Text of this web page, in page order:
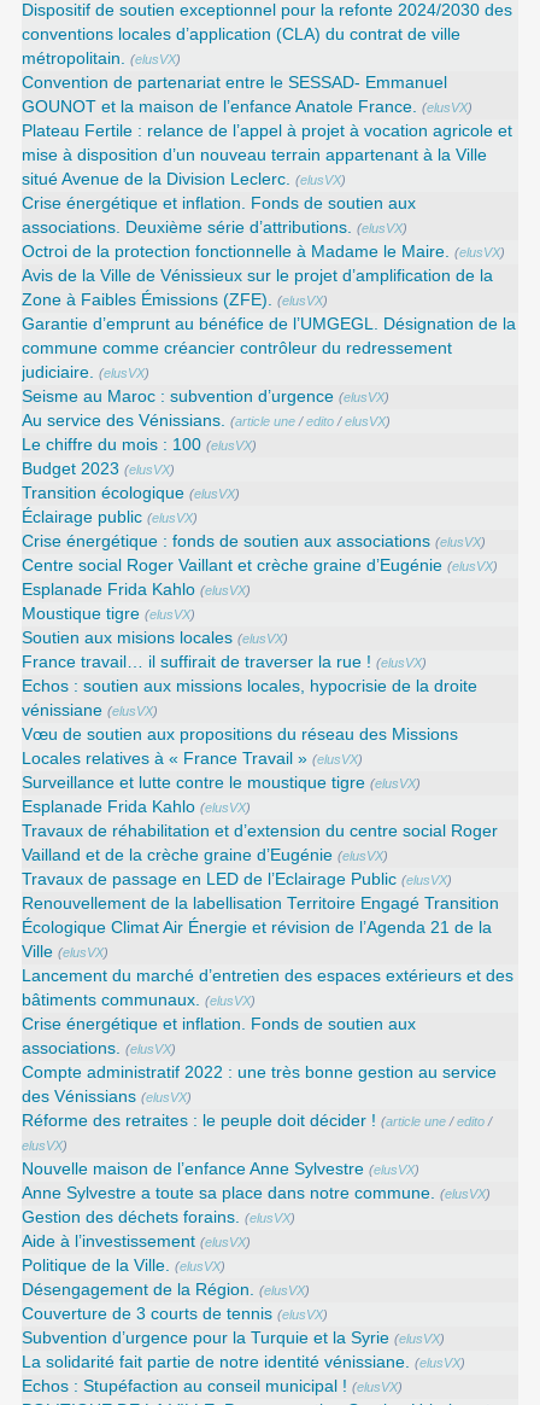
Dispositif de soutien exceptionnel pour la refonte 2024/2030 des
conventions locales d’application (CLA) du contrat de ville
métropolitain. (elusVX)
Convention de partenariat entre le SESSAD- Emmanuel
GOUNOT et la maison de l’enfance Anatole France. (elusVX)
Plateau Fertile : relance de l’appel à projet à vocation agricole et
mise à disposition d’un nouveau terrain appartenant à la Ville
situé Avenue de la Division Leclerc. (elusVX)
Crise énergétique et inflation. Fonds de soutien aux
associations. Deuxième série d’attributions. (elusVX)
Octroi de la protection fonctionnelle à Madame le Maire. (elusVX)
Avis de la Ville de Vénissieux sur le projet d’amplification de la
Zone à Faibles Émissions (ZFE). (elusVX)
Garantie d’emprunt au bénéfice de l’UMGEGL. Désignation de la
commune comme créancier contrôleur du redressement
judiciaire. (elusVX)
Seisme au Maroc : subvention d’urgence (elusVX)
Au service des Vénissians. (article une /edito /elusVX)
Le chiffre du mois : 100 (elusVX)
Budget 2023 (elusVX)
Transition écologique (elusVX)
Éclairage public (elusVX)
Crise énergétique : fonds de soutien aux associations (elusVX)
Centre social Roger Vaillant et crèche graine d’Eugénie (elusVX)
Esplanade Frida Kahlo (elusVX)
Moustique tigre (elusVX)
Soutien aux misions locales (elusVX)
France travail… il suffirait de traverser la rue ! (elusVX)
Echos : soutien aux missions locales, hypocrisie de la droite
vénissiane (elusVX)
Vœu de soutien aux propositions du réseau des Missions
Locales relatives à « France Travail » (elusVX)
Surveillance et lutte contre le moustique tigre (elusVX)
Esplanade Frida Kahlo (elusVX)
Travaux de réhabilitation et d’extension du centre social Roger
Vailland et de la crèche graine d’Eugénie (elusVX)
Travaux de passage en LED de l’Eclairage Public (elusVX)
Renouvellement de la labellisation Territoire Engagé Transition
Écologique Climat Air Énergie et révision de l’Agenda 21 de la
Ville (elusVX)
Lancement du marché d’entretien des espaces extérieurs et des
bâtiments communaux. (elusVX)
Crise énergétique et inflation. Fonds de soutien aux
associations. (elusVX)
Compte administratif 2022 : une très bonne gestion au service
des Vénissians (elusVX)
Réforme des retraites : le peuple doit décider ! (article une /edito /
elusVX)
Nouvelle maison de l’enfance Anne Sylvestre (elusVX)
Anne Sylvestre a toute sa place dans notre commune. (elusVX)
Gestion des déchets forains. (elusVX)
Aide à l’investissement (elusVX)
Politique de la Ville. (elusVX)
Désengagement de la Région. (elusVX)
Couverture de 3 courts de tennis (elusVX)
Subvention d’urgence pour la Turquie et la Syrie (elusVX)
La solidarité fait partie de notre identité vénissiane. (elusVX)
Echos : Stupéfaction au conseil municipal ! (elusVX)